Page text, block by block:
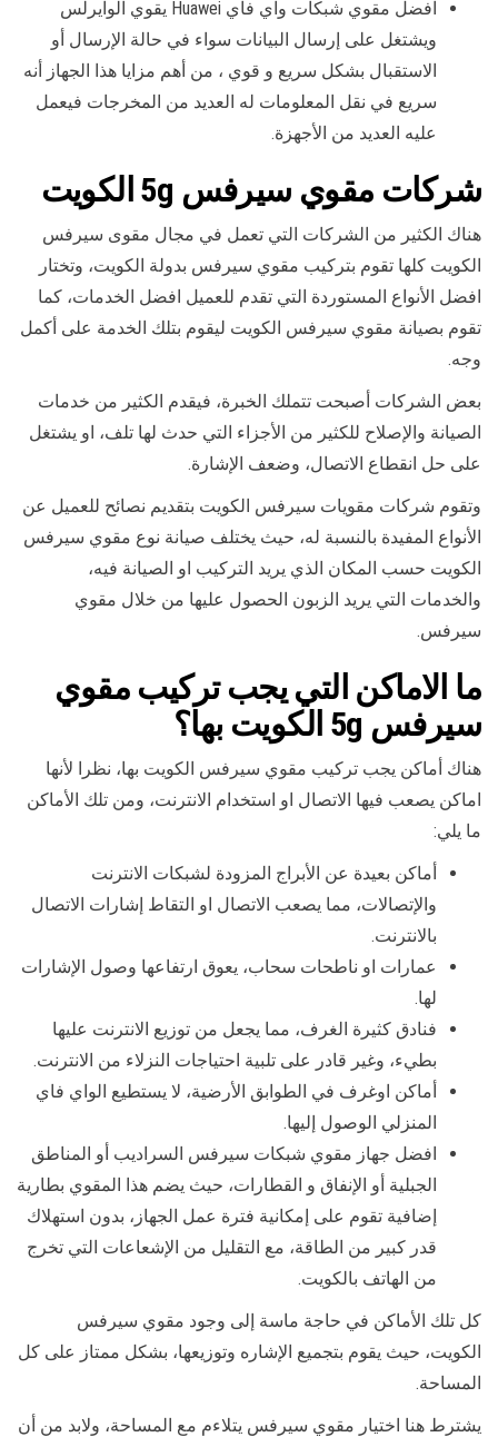
افضل مقوي شبكات واي فاي Huawei يقوي الوايرلس
ويشتغل على إرسال البيانات سواء في حالة الإرسال أو
الاستقبال بشكل سريع و قوي ، من أهم مزايا هذا الجهاز أنه
سريع في نقل المعلومات له العديد من المخرجات فيعمل
عليه العديد من الأجهزة.
شركات مقوي سيرفس 5g الكويت
هناك الكثير من الشركات التي تعمل في مجال مقوى سيرفس
الكويت كلها تقوم بتركيب مقوي سيرفس بدولة الكويت، وتختار
افضل الأنواع المستوردة التي تقدم للعميل افضل الخدمات، كما
تقوم بصيانة مقوي سيرفس الكويت ليقوم بتلك الخدمة على أكمل
وجه.
بعض الشركات أصبحت تتملك الخبرة، فيقدم الكثير من خدمات
الصيانة والإصلاح للكثير من الأجزاء التي حدث لها تلف، او يشتغل
على حل انقطاع الاتصال، وضعف الإشارة.
وتقوم شركات مقويات سيرفس الكويت بتقديم نصائح للعميل عن
الأنواع المفيدة بالنسبة له، حيث يختلف صيانة نوع مقوي سيرفس
الكويت حسب المكان الذي يريد التركيب او الصيانة فيه،
والخدمات التي يريد الزبون الحصول عليها من خلال مقوي
سيرفس.
ما الاماكن التي يجب تركيب مقوي
سيرفس 5g الكويت بها
؟
هناك أماكن يجب تركيب مقوي سيرفس الكويت بها، نظرا لأنها
اماكن يصعب فيها الاتصال او استخدام الانترنت، ومن تلك الأماكن
ما يلي:
أماكن بعيدة عن الأبراج المزودة لشبكات الانترنت
والإتصالات، مما يصعب الاتصال او التقاط إشارات الاتصال
بالانترنت.
عمارات او ناطحات سحاب، يعوق ارتفاعها وصول الإشارات
لها.
فنادق كثيرة الغرف، مما يجعل من توزيع الانترنت عليها
بطيء، وغير قادر على تلبية احتياجات النزلاء من الانترنت.
أماكن اوغرف في الطوابق الأرضية، لا يستطيع الواي فاي
المنزلي الوصول إليها.
افضل جهاز مقوي شبكات سيرفس السراديب أو المناطق
الجبلية أو الإنفاق و القطارات، حيث يضم هذا المقوي بطارية
إضافية تقوم على إمكانية فترة عمل الجهاز، بدون استهلاك
قدر كبير من الطاقة، مع التقليل من الإشعاعات التي تخرج
من الهاتف بالكويت.
كل تلك الأماكن في حاجة ماسة إلى وجود مقوي سيرفس
الكويت، حيث يقوم بتجميع الإشاره وتوزيعها، بشكل ممتاز على كل
المساحة.
يشترط هنا اختيار مقوي سيرفس يتلاءم مع المساحة، ولابد من أن